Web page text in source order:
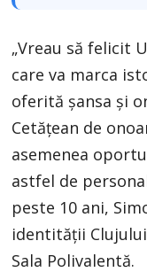
„Vreau să felicit
care va marca
oferită șansa și
Cetățean de
asemenea
astfel de
peste 10 ani,
identității
Sala Polivalentă.